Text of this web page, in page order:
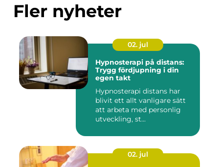
Fler nyheter
02. jul
Hypnosterapi på distans:
Trygg fördjupning i din
egen takt
Hypnosterapi distans har
blivit ett allt vanligare sätt
att arbeta med personlig
utveckling, st...
02. jul